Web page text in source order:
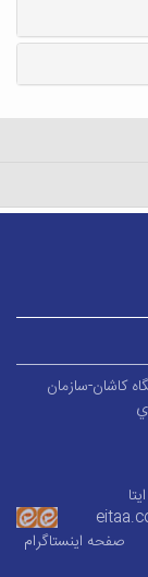
کاشان-سازمان
صفحه اینستاگرام